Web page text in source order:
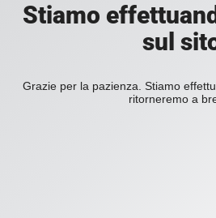
Stiamo
sul
Grazie per la pazienza. Stiamo
ritorneremo a